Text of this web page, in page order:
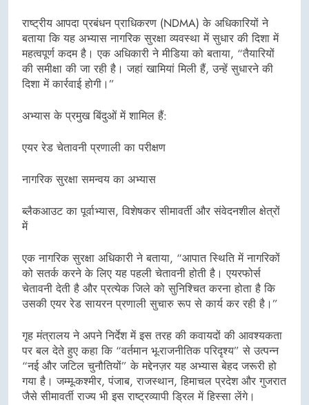
राष्ट्रीय आपदा प्रबंधन प्राधिकरण (NDMA) के अधिकारियों ने
बताया कि यह अभ्यास नागरिक सुरक्षा व्यवस्था में सुधार की दिशा में
महत्वपूर्ण कदम है। एक अधिकारी ने मीडिया को बताया, “तैयारियों
की समीक्षा की जा रही है। जहां खामियां मिली हैं, उन्हें सुधारने की
दिशा में कार्रवाई होगी।”
अभ्यास के प्रमुख बिंदुओं में शामिल हैं:
एयर रेड चेतावनी प्रणाली का परीक्षण
नागरिक सुरक्षा समन्वय का अभ्यास
ब्लैकआउट का पूर्वाभ्यास, विशेषकर सीमावर्ती और संवेदनशील क्षेत्रों
में
एक नागरिक सुरक्षा अधिकारी ने बताया, “आपात स्थिति में नागरिकों
को सतर्क करने के लिए यह पहली चेतावनी होती है। एयरफोर्स
चेतावनी देती है और प्रत्येक जिले को सुनिश्चित करना होता है कि
उसकी एयर रेड सायरन प्रणाली सुचारु रूप से कार्य कर रही है।”
गृह मंत्रालय ने अपने निर्देश में इस तरह की कवायदों की आवश्यकता
पर बल देते हुए कहा कि “वर्तमान भू-राजनीतिक परिदृश्य” से उत्पन्न
“नई और जटिल चुनौतियों” के मद्देनज़र यह अभ्यास बेहद जरूरी हो
गया है। जम्मू-कश्मीर, पंजाब, राजस्थान, हिमाचल प्रदेश और गुजरात
जैसे सीमावर्ती राज्य भी इस राष्ट्रव्यापी ड्रिल में हिस्सा लेंगे।